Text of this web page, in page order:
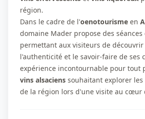
région.
Dans le cadre de l'oenotourisme en
domaine Mader propose des séances
permettant aux visiteurs de
l'authenticité et le savoir-faire de ses
expérience incontournable pour tout
vins alsaciens souhaitant explorer
de la région lors d'une visite au cœur